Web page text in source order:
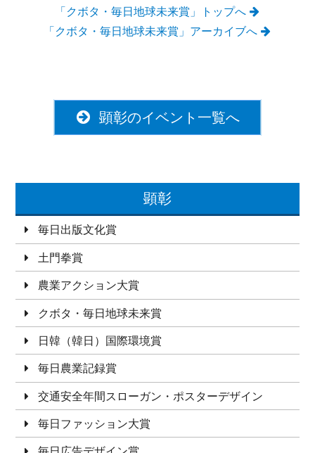
「クボタ・毎日地球未来賞」トップへ
「クボタ・毎日地球未来賞」アーカイブへ
顕彰のイベント一覧へ
顕彰
毎日出版文化賞
土門拳賞
農業アクション大賞
クボタ・毎日地球未来賞
日韓（韓日）国際環境賞
毎日農業記録賞
交通安全年間スローガン・ポスターデザイン
毎日ファッション大賞